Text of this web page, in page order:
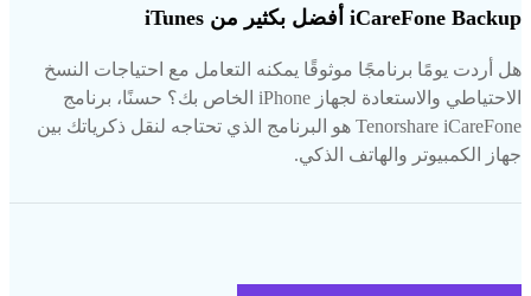
iCareFone Backup أفضل بكثير من iTunes
هل أردت يومًا برنامجًا موثوقًا يمكنه التعامل مع احتياجات النسخ
الاحتياطي والاستعادة لجهاز iPhone الخاص بك؟ حسنًا، برنامج
Tenorshare iCareFone هو البرنامج الذي تحتاجه لنقل ذكرياتك بين
جهاز الكمبيوتر والهاتف الذكي.